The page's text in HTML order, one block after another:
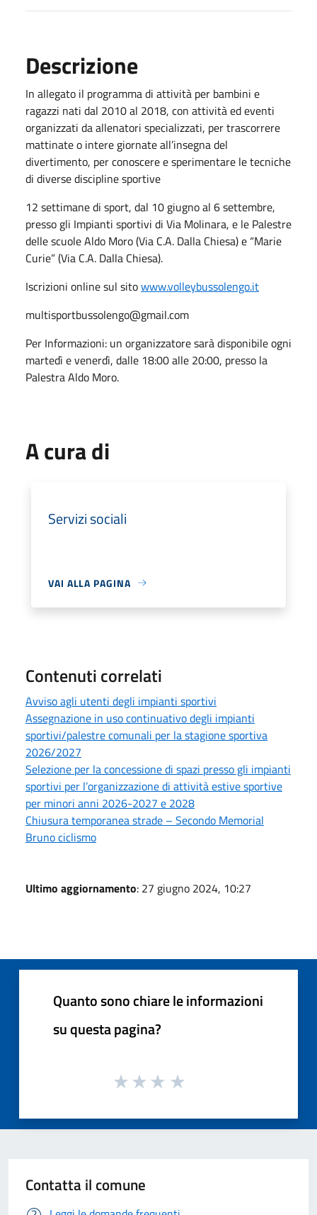
Descrizione
In allegato il programma di attività per bambini e
ragazzi nati dal 2010 al 2018, con attività ed eventi
organizzati da allenatori specializzati, per trascorrere
mattinate o intere giornate all’insegna del
divertimento, per conoscere e sperimentare le tecniche
di diverse discipline sportive
12 settimane di sport, dal 10 giugno al 6 settembre,
presso gli Impianti sportivi di Via Molinara, e le Palestre
delle scuole Aldo Moro (Via C.A. Dalla Chiesa) e “Marie
Curie” (Via C.A. Dalla Chiesa).
Iscrizioni online sul sitowww.volleybussolengo.it
multisportbussolengo@gmail.com
Per Informazioni: un organizzatore sarà disponibile ogni
martedì e venerdì, dalle 18:00 alle 20:00, presso la
Palestra Aldo Moro.
A cura di
Servizi sociali
VAI ALLA PAGINA
Contenuti correlati
Avviso agli utenti degli impianti sportivi
Assegnazione in uso continuativo degli impianti
sportivi/palestre comunali per la stagione sportiva
2026/2027
Selezione per la concessione di spazi presso gli impianti
sportivi per l’organizzazione di attività estive sportive
per minori anni 2026-2027 e 2028
Chiusura temporanea strade – Secondo Memorial
Bruno ciclismo
Ultimo aggiornamento: 27 giugno 2024, 10:27
Quanto sono chiare le informazioni
su questa pagina?
Contatta il comune